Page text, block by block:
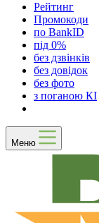
Рейтинг
Промокоди
по BankID
під 0%
без дзвінків
без довідок
без фото
з поганою КІ
Меню